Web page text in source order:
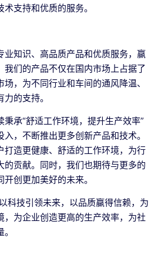
支持和优质的服务。
业知识、高品质产品和优质服务，赢
我们的产品不仅在国内市场上占据了
，为不同行业和车间的通风降温、
的支持。
承“舒适工作环境，提升生产效率”
，不断推出更多创新产品和技术。
打造更健康、舒适的工作环境，为行
的贡献。同时，我们也期待与更多的
创更加美好的未来。
科技引领未来，以品质赢得信赖，为
，为企业创造更高的生产效率，为社